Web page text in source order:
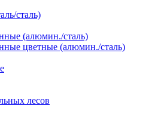
сталь)
(алюмин./сталь)
цветные (алюмин./сталь)
лесов